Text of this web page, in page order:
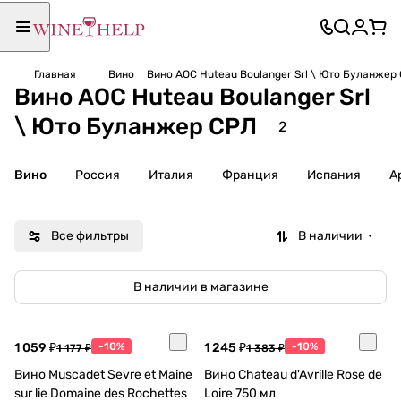
Главная Вино Вино AOC Huteau Boulanger Srl \ Юто Буланжер
Вино AOC Huteau Boulanger Srl
\ Юто Буланжер СРЛ
2
Вино Россия Италия Франция Испания
Все фильтры В наличии
В наличии в магазине
1 059 ₽1 177 ₽ -10%
Вино Muscadet Sevre et Maine
sur lie Domaine des Rochettes
1 245 ₽1 383 ₽ -10%
Вино Chateau d'Avrille Rose de
Loire 750 мл